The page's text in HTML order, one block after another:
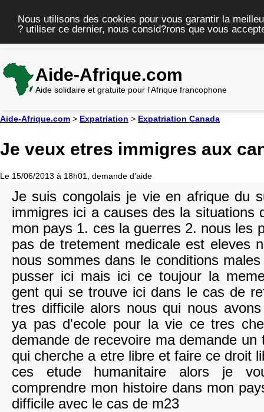
Nous utilisons des cookies pour vous garantir la
? utiliser ce dernier, nous consid?rons que vous
Aide-Afrique.com
Aide solidaire et gratuite pour l'Afrique francophone
Aide-Afrique.com > Expatriation > Expatriation Canada
Je veux etres immigres aux
Le 15/06/2013 à 18h01, demande d'aide
Je suis congolais je vie en afrique du
immigres ici a causes des la situations
mon pays 1. ces la guerres 2. nous les
pas de tretement medicale est eleves
nous sommes dans le conditions
pusser ici mais ici ce toujour la
gent qui se trouve ici dans le cas de
tres difficile alors nous qui nous
ya pas d'ecole pour la vie ce tres
demande de recevoire ma demande un
qui cherche a etre libre et faire ce droit
ces etude humanitaire alors je
comprendre mon histoire dans mon
difficile avec le cas de m23